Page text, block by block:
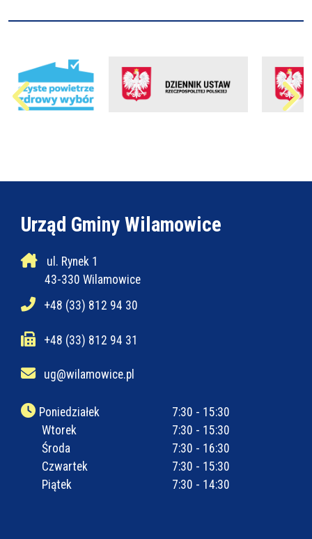
Urząd Gminy Wilamowice
ul. Rynek 1
43-330 Wilamowice
+48 (33) 812 94 30
+48 (33) 812 94 31
ug@wilamowice.pl
Poniedziałek
7:30 - 15:30
Wtorek
7:30 - 15:30
Środa
7:30 - 16:30
Czwartek
7:30 - 15:30
Piątek
7:30 - 14:30